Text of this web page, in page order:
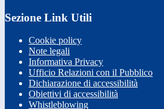
Sezione Link Utili
Cookie policy
Note legali
Informativa Privacy
Ufficio Relazioni con il Pubblico
Dichiarazione di accessibilità
Obiettivi di accessibilità
Whistleblowing